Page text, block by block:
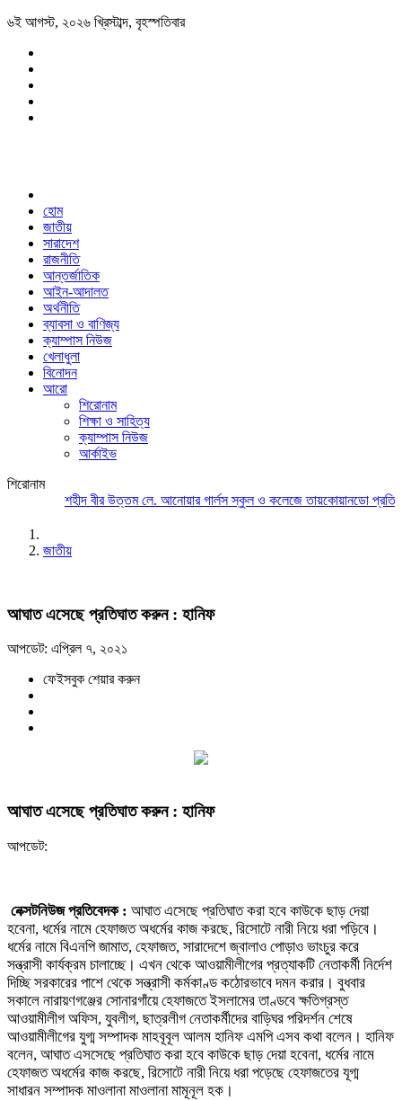
৬ই আগস্ট, ২০২৬ খ্রিস্টাব্দ, বৃহস্পতিবার
হোম
জাতীয়
সারাদেশ
রাজনীতি
আন্তর্জাতিক
আইন-আদালত
অর্থনীতি
ব্যাবসা ও বাণিজ্য
ক্যাম্পাস নিউজ
খেলাধুলা
বিনোদন
আরো
শিরোনাম
শিক্ষা ও সাহিত্য
ক্যাম্পাস নিউজ
আর্কাইভ
শিরোনাম
শহীদ বীর উত্তম লে. আনোয়ার গার্লস স্কুল ও কলেজে তায়কোয়ানডো
জাতীয়
আঘাত এসেছে প্রতিঘাত করুন : হানিফ
আপডেট: এপ্রিল ৭, ২০২১
ফেইসবুক শেয়ার করুন
আঘাত এসেছে প্রতিঘাত করুন : হানিফ
আপডেট:
নেক্সটনিউজ প্রতিবেদক : আঘাত এসেছে প্রতিঘাত করা হবে কাউকে ছাড় দেয়া
হবেনা, ধর্মের নামে হেফাজত অধর্মের কাজ করছে, রিসোটে নারী নিয়ে ধরা পড়িবে।
ধর্মের নামে বিএনপি জামাত, হেফাজত, সারাদেশে জ্বালাও পোড়াও ভাংচুর করে
সন্ত্রাসী কার্যক্রম চালাচ্ছে। এখন থেকে আওয়ামীলীগের প্রত্যাকটি নেতাকর্মী নির্দেশ
দিচ্ছি সরকারের পাশে থেকে সন্ত্রাসী কর্মকাণ্ড কঠোরভাবে দমন করার। বুধবার
সকালে নারায়ণগঞ্জের সোনারগাঁয়ে হেফাজতে ইসলামের তাণ্ডবে ক্ষতিগ্রস্ত
আওয়ামীলীগ অফিস, যুবলীগ, ছাত্রলীগ নেতাকর্মীদের বাড়িঘর পরিদর্শন শেষে
আওয়ামীলীগের যুগ্ম সম্পাদক মাহবূবূল আলম হানিফ এমপি এসব কথা বলেন। হানিফ
বলেন, আঘাত এসসেছে প্রতিঘাত করা হবে কাউকে ছাড় দেয়া হবেনা, ধর্মের নামে
হেফাজত অধর্মের কাজ করছে, রিসোটে নারী নিয়ে ধরা পড়েছে হেফাজতের যূগ্ম
সাধারন সম্পাদক মাওলানা মাওলানা মামূনূল হক।